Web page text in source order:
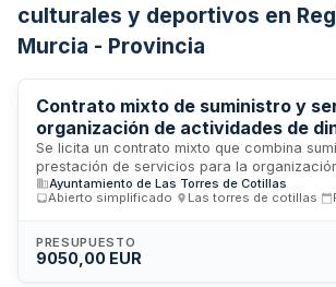
culturales y deportivos en
Murcia - Provincia
Contrato mixto de suministro y
organización de actividades de
animación infantil en las Fiestas
la Virgen de la Salceda
Se licita un contrato mixto que combina
prestación de servicios para la
diversas actividades de dinamización y
al público infantil con ocasión de la
contrato se estructura en lotes, siendo el
actividades infantiles correspondientes a la
Ayuntamiento de Las Torres de Cotillas
Abierto simplificado
Las torres de cotillas
PRESUPUESTO
9050,00 EUR